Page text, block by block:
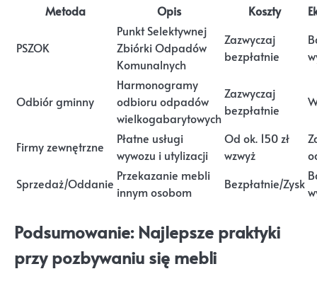
Metoda
Opis Koszty
PSZOK
Punkt Selektywnej
Zbiórki Odpadów
Komunalnych
Zazwyczaj
bezpłatnie
Odbiór gminny
Harmonogramy
odbioru odpadów
wielkogabarytowych
Zazwyczaj
bezpłatnie
Firmy zewnętrzne
Płatne usługi
wywozu i utylizacji
Od ok. 150 zł
wzwyż
Sprzedaż/Oddanie
Przekazanie mebli
innym osobom
Bezpłatnie/Zysk
Podsumowanie: Najlepsze praktyki
przy pozbywaniu się mebli